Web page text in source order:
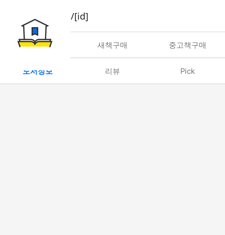
book/rent/[id]
대여 새책구매 중고책구매
도서정보 리뷰 Pick